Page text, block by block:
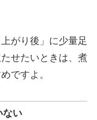
がり後」に少量足
せたいときは、煮
ですよ。
ない